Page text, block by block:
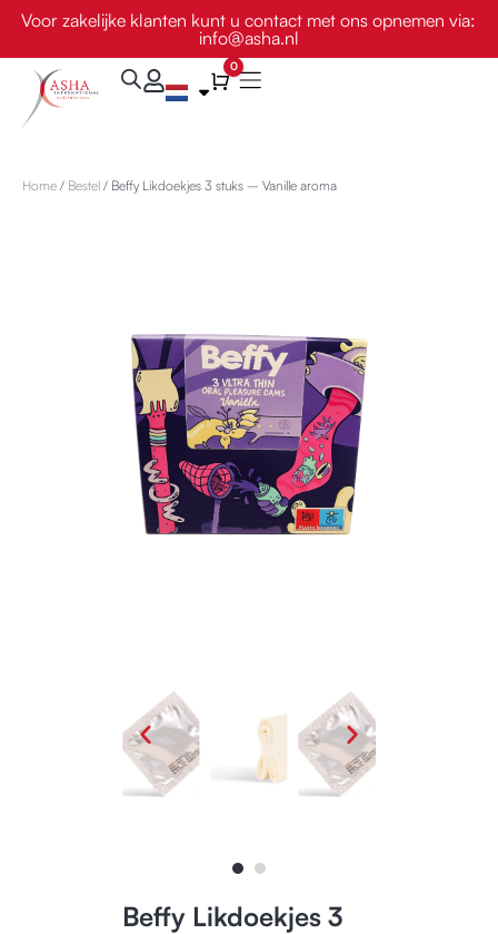
de
inhoud
Voor zakelijke klanten kunt u contact met ons opnemen via:
info@asha.nl
Winkelwagen
0
Home / Bestel / Beffy Likdoekjes 3 stuks – Vanille aroma
Beffy Likdoekjes 3